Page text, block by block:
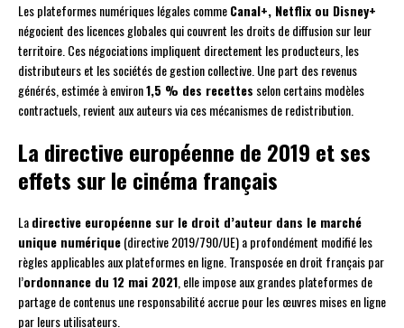
Les plateformes numériques légales commeCanal+, Netflix ou Disney+
négocient des licences globales qui couvrent les droits de diffusion sur leur
territoire. Ces négociations impliquent directement les producteurs, les
distributeurs et les sociétés de gestion collective. Une part des revenus
générés, estimée à environ1,5 % des recettes selon certains modèles
contractuels, revient aux auteurs via ces mécanismes de redistribution.
La directive européenne de 2019 et ses
effets sur le cinéma français
Ladirective européenne sur le droit d’auteur dans le marché
unique numérique(directive 2019/790/UE) a profondément modifié les
règles applicables aux plateformes en ligne. Transposée en droit français par
l’ordonnance du 12 mai 2021 , elle impose aux grandes plateformes de
partage de contenus une responsabilité accrue pour les œuvres mises en ligne
par leurs utilisateurs.